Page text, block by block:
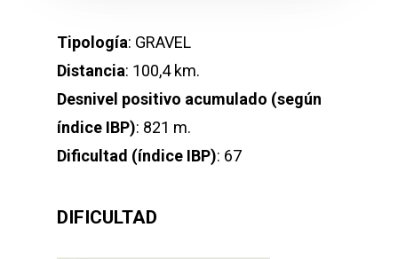
Tipología: GRAVEL
Distancia: 100,4 km.
Desnivel positivo acumulado (según
índice IBP): 821 m.
Dificultad (índice IBP): 67
DIFICULTAD